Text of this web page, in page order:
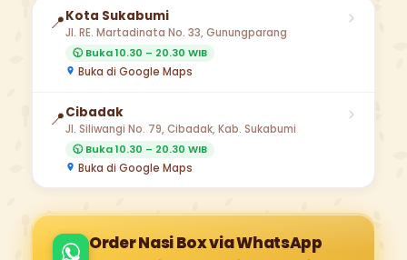
📍Kota Sukabumi
Jl. RE. Martadinata No. 33, Gunungparang
🕥 Buka 10.30 – 20.30 WIB
Buka di Google Maps
📍Cibadak
Jl. Siliwangi No. 79, Cibadak, Kab. Sukabumi
🕥 Buka 10.30 – 20.30 WIB
Buka di Google Maps
Order Nasi Box via WhatsApp